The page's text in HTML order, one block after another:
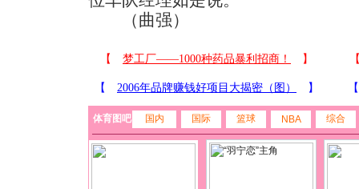
（曲强）
体育图吧 国内 国际 篮球 NBA 综合